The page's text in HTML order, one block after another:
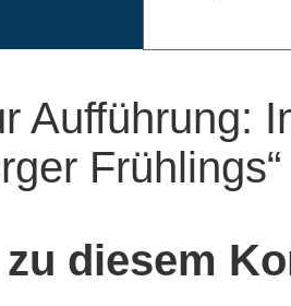
Aufführung:
Frühlings“
diesem